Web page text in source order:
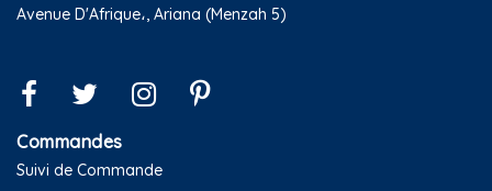
Avenue D'Afrique،, Ariana (Menzah 5)
Commandes
Suivi de Commande